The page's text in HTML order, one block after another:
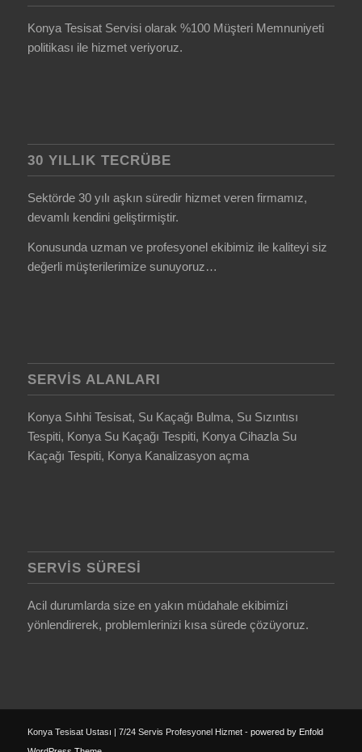
Konya Tesisat Servisi olarak %100 Müşteri Memnuniyeti
politikası ile hizmet veriyoruz.
30 YILLIK TECRÜBE
Sektörde 30 yılı aşkın süredir hizmet veren firmamız,
devamlı kendini geliştirmiştir.
Konusunda uzman ve profesyonel ekibimiz ile kaliteyi siz
değerli müşterilerimize sunuyoruz…
SERVIS ALANLARI
Konya Sıhhi Tesisat, Su Kaçağı Bulma, Su Sızıntısı
Tespiti, Konya Su Kaçağı Tespiti, Konya Cihazla Su
Kaçağı Tespiti, Konya Kanalizasyon açma
SERVIS SÜRESI
Acil durumlarda size en yakın müdahale ekibimizi
yönlendirerek, problemlerinizi kısa sürede çözüyoruz.
Konya Tesisat Ustası | 7/24 Servis Profesyonel Hizmet - powered by Enfold